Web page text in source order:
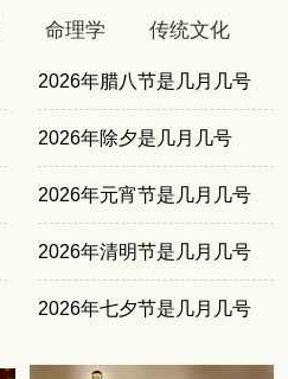
命理学 传统文化
2026年腊八节是几月几号
2026年除夕是几月几号
2026年元宵节是几月几号
2026年清明节是几月几号
2026年七夕节是几月几号